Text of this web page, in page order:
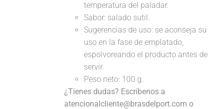
temperatura del paladar.
Sabor: salado sutil.
Sugerencias de uso: se aconseja su
uso en la fase de emplatado,
espolvoreando el producto antes de
servir.
Peso neto: 100 g.
¿Tienes dudas? Escríbenos a
atencionalcliente@brasdelport.com o